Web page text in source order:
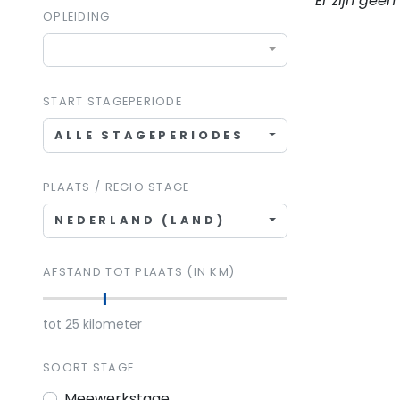
OPLEIDING
START STAGEPERIODE
ALLE STAGEPERIODES
PLAATS / REGIO STAGE
NEDERLAND (LAND)
AFSTAND TOT PLAATS (IN KM)
tot 25 kilometer
SOORT STAGE